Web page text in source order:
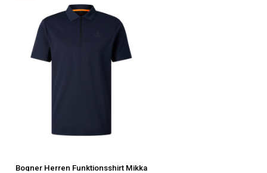
Bogner Herren Funktionsshirt Mikka